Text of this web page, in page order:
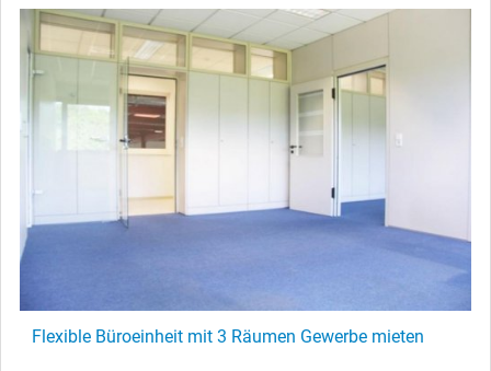
Flexible Büroeinheit mit 3 Räumen Gewerbe mieten